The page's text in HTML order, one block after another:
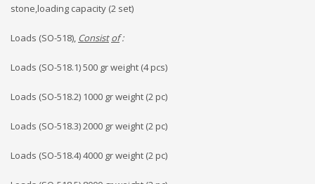
stone,loading capacity (2 set)
Loads (SO-518), Consist of:
Loads (SO-518.1) 500 gr weight (4 pcs)
Loads (SO-518.2) 1000 gr weight (2 pc)
Loads (SO-518.3) 2000 gr weight (2 pc)
Loads (SO-518.4) 4000 gr weight (2 pc)